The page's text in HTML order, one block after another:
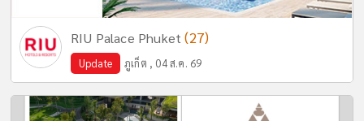
RIU Palace Phuket(27)
Update ภูเก็ต , 04 ส.ค. 69